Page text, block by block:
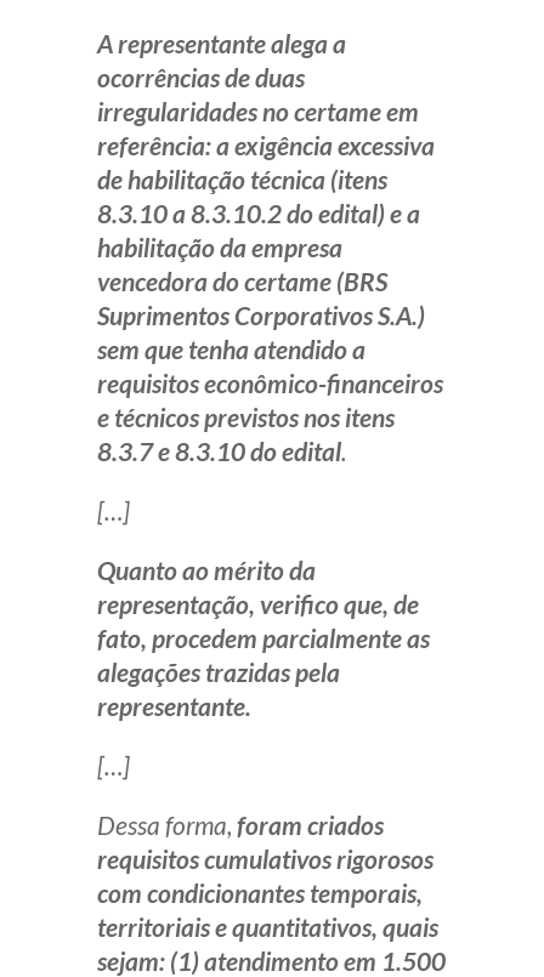
A representante alega a
ocorrências de duas
irregularidades no certame em
referência: a exigência excessiva
de habilitação técnica (itens
8.3.10 a 8.3.10.2 do edital) e a
habilitação da empresa
vencedora do certame (BRS
Suprimentos Corporativos S.A.)
sem que tenha atendido a
requisitos econômico-financeiros
e técnicos previstos nos itens
8.3.7 e 8.3.10 do edital.
[…]
Quanto ao mérito da
representação, verifico que, de
fato, procedem parcialmente as
alegações trazidas pela
representante.
[…]
Dessa forma, foram criados
requisitos cumulativos rigorosos
com condicionantes temporais,
territoriais e quantitativos, quais
sejam: (1) atendimento em 1.500